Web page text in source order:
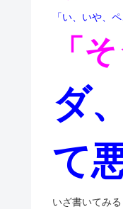
「い、いや、
「
ダ
て
いざ書いてみ